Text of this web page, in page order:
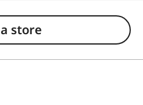
store